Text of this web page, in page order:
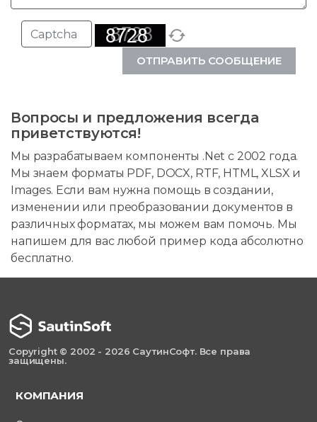
ОТПРАВИТЬ СООБЩЕНИЕ
Вопросы и предложения всегда
приветствуются!
Мы разрабатываем компоненты .Net с 2002 года.
Мы знаем форматы PDF, DOCX, RTF, HTML, XLSX и
Images. Если вам нужна помощь в создании,
изменении или преобразовании документов в
различных форматах, мы можем вам помочь. Мы
напишем для вас любой пример кода абсолютно
бесплатно.
Copyright © 2002 - 2026 СаутинСофт. Все права
защищены.
КОМПАНИЯ